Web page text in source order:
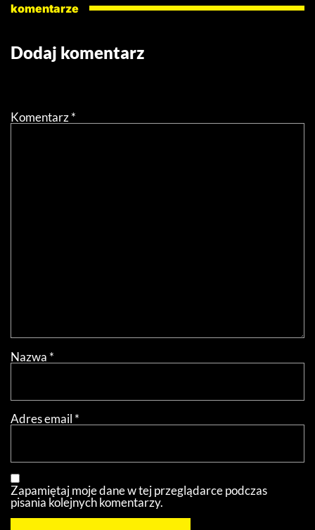
komentarze
Dodaj komentarz
Komentarz*
Nazwa *
Adres email *
Zapamiętaj moje dane w tej przeglądarce podczas
pisania kolejnych komentarzy.